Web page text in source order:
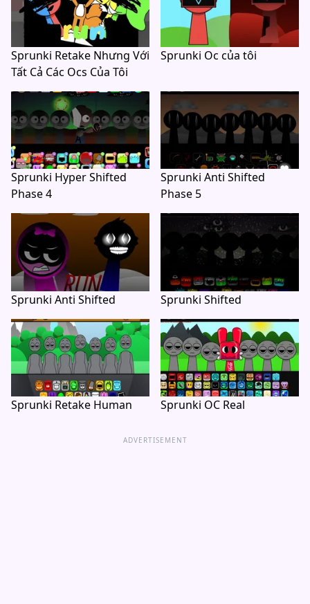
Sprunki Retake Nhưng Với
Tất Cả Các Ocs Của Tôi
Sprunki Oc của tôi
Sprunki Hyper Shifted
Phase 4
Sprunki Anti Shifted
Phase 5
Sprunki Anti Shifted Sprunki Shifted
Sprunki Retake Human Sprunki OC Real
ADVERTISEMENT